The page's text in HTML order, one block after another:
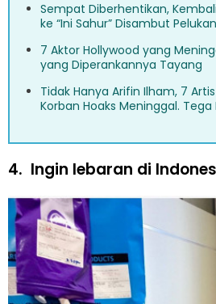
Sempat Diberhentikan,
ke “Ini Sahur” Disambut Pelukan
7 Aktor Hollywood yang
yang Diperankannya Tayang
Tidak Hanya Arifin Ilham, 7
Korban Hoaks Meninggal. Tega
4. Ingin lebaran di